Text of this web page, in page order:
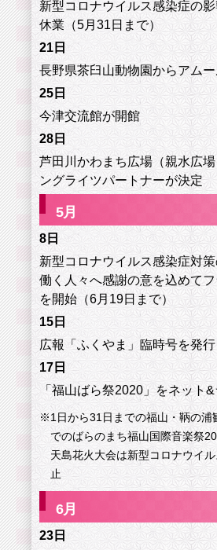
新型コロナウイルス感染症の
休業（5月31日まで）
21日
長野県茶臼山動物園からアム
25日
今津交流館が開館
28日
芦田川かわまち広場（親水広
ングライツパートナーが決定
5月
8日
新型コロナウイルス感染症対
働く人々へ感謝の意を込めて
を開始（6月19日まで）
15日
広報「ふくやま」臨時号を発行
17日
「福山ばら祭2020」をネット
※1日から31日までの福山・鞆の浦
でのばらのまち福山国際音楽祭
天島花火大会は新型コロナウイ
止
6月
23日